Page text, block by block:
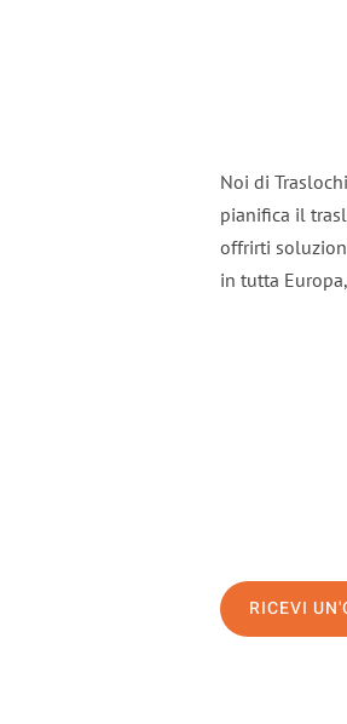
Noi di
pianifica il
offrirti
in tutta
RICEVI